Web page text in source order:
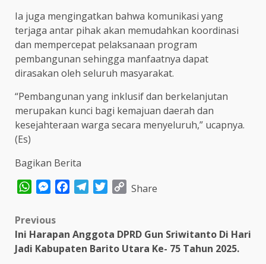
Ia juga mengingatkan bahwa komunikasi yang
terjaga antar pihak akan memudahkan koordinasi
dan mempercepat pelaksanaan program
pembangunan sehingga manfaatnya dapat
dirasakan oleh seluruh masyarakat.
“Pembangunan yang inklusif dan berkelanjutan
merupakan kunci bagi kemajuan daerah dan
kesejahteraan warga secara menyeluruh,” ucapnya.
(Es)
Bagikan Berita
WhatsAppMessenger
FacebookTelegram
TwitterCopy
Share
Post
navigation
Previous
Ini Harapan Anggota DPRD Gun Sriwitanto Di Hari
Jadi Kabupaten Barito Utara Ke- 75 Tahun 2025.